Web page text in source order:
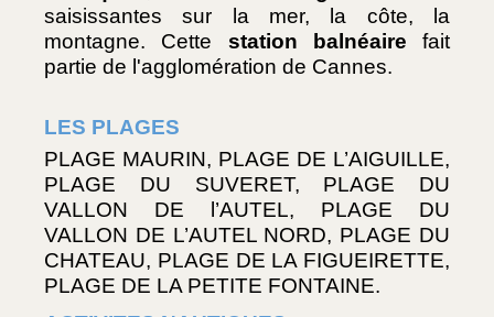
saisissantes sur la mer, la côte, la
montagne. Cette station balnéaire fait
partie de l'agglomération de Cannes.
LES PLAGES
PLAGE MAURIN, PLAGE DE L’AIGUILLE,
PLAGE DU SUVERET, PLAGE DU
VALLON DE l’AUTEL, PLAGE DU
VALLON DE L’AUTEL NORD, PLAGE DU
CHATEAU, PLAGE DE LA FIGUEIRETTE,
PLAGE DE LA PETITE FONTAINE.